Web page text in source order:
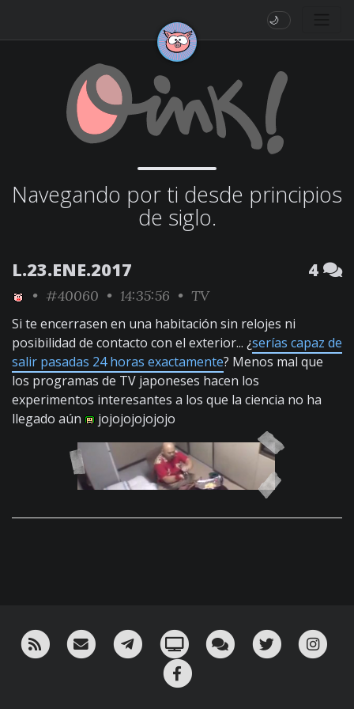
🌙
Navegando por ti desde principios
de siglo.
L.23.ENE.2017 4
• #40060 • 14:35:56 • TV
Si te encerrasen en una habitación sin relojes ni
posibilidad de contacto con el exterior... ¿serías capaz de
salir pasadas 24 horas exactamente? Menos mal que
los programas de TV japoneses hacen los
experimentos interesantes a los que la ciencia no ha
llegado aún
jojojojojojojo
RSS ¡Mándame un email!¡Nuestro canal en Telegram!
Oink! TV Charla con nosotros
Twitter